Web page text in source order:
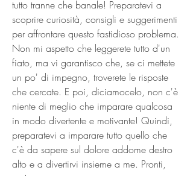
tutto tranne che banale! Preparatevi a
scoprire curiosità, consigli e suggerimenti
per affrontare questo fastidioso problema.
Non mi aspetto che leggerete tutto d'un
fiato, ma vi garantisco che, se ci mettete
un po' di impegno, troverete le risposte
che cercate. E poi, diciamocelo, non c'è
niente di meglio che imparare qualcosa
in modo divertente e motivante! Quindi,
preparatevi a imparare tutto quello che
c'è da sapere sul dolore addome destro
alto e a divertirvi insieme a me. Pronti,